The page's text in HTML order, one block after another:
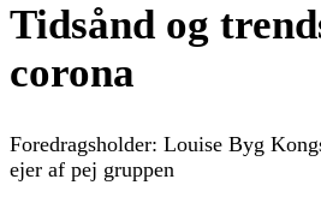
Tidsånd og
corona
Foredragsholder: Louise Byg
ejer af pej gruppen